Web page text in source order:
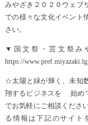
みやざき２０２０ウェブ
での様々な文化イベント
さい。
▼国文祭・芸文祭
https://
☆太陽と緑が輝く、未知
翔するビジネスを 始め
でお気軽にご相談くださ
る情報は下記のサイト